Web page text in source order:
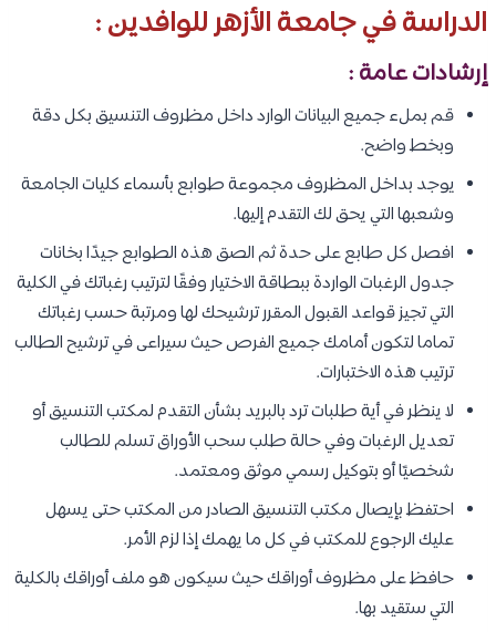
الدراسة في جامعة الأزهر للوافدين :
إرشادات عامة :
قم بملء جميع البيانات الوارد داخل مظروف التنسيق بكل دقة
وبخط واضح.
يوجد بداخل المظروف مجموعة طوابع بأسماء كليات الجامعة
وشعبها التي يحق لك التقدم إليها.
افصل كل طابع على حدة ثم الصق هذه الطوابع جيدًا بخانات
جدول الرغبات الواردة ببطاقة الاختيار وفقًا لترتيب رغباتك في الكلية
التي تجيز قواعد القبول المقرر ترشيحك لها ومرتبة حسب رغباتك
تماما لتكون أمامك جميع الفرص حيث سيراعى في ترشيح الطالب
ترتيب هذه الاختبارات.
لا ينظر في أية طلبات ترد بالبريد بشأن التقدم لمكتب التنسيق أو
تعديل الرغبات وفي حالة طلب سحب الأوراق تسلم للطالب
شخصيًا أو بتوكيل رسمي موثق ومعتمد.
احتفظ بإيصال مكتب التنسيق الصادر من المكتب حتى يسهل
عليك الرجوع للمكتب في كل ما يهمك إذا لزم الأمر.
حافظ على مظروف أوراقك حيث سيكون هو ملف أوراقك بالكلية
التي ستقيد بها.